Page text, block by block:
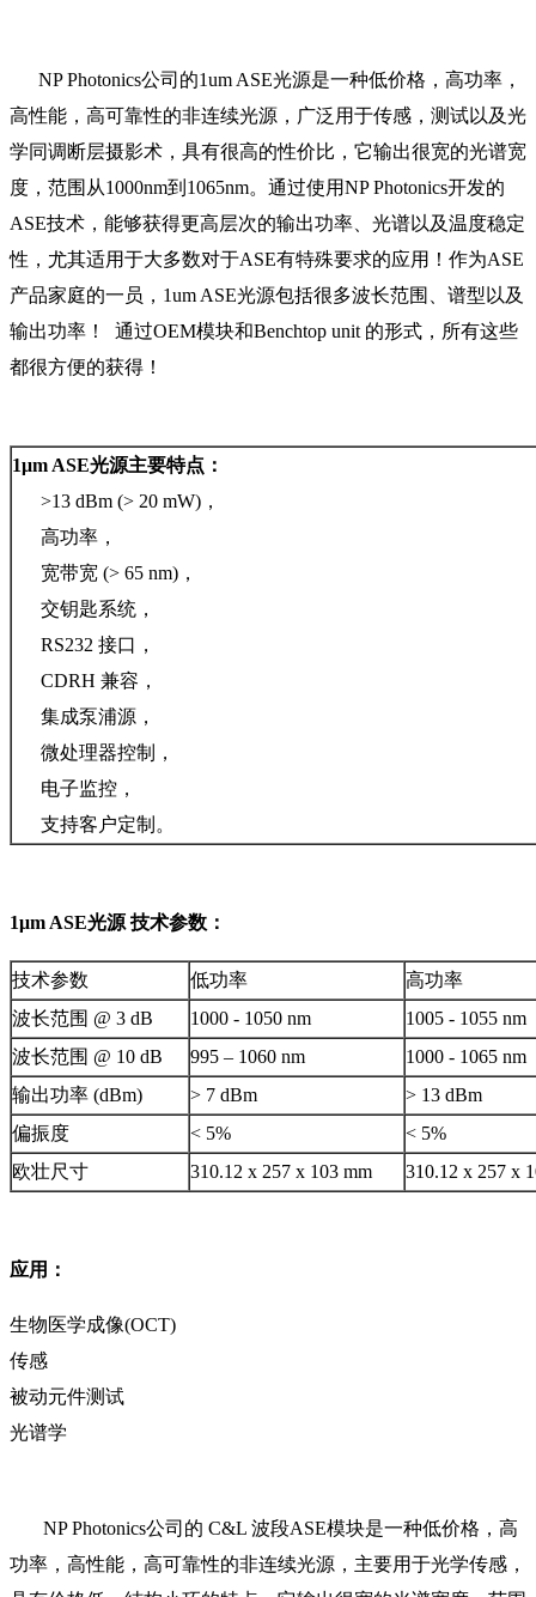
NP Photonics公司的1um ASE光源是一种低价格，高功率，
高性能，高可靠性的非连续光源，广泛用于传感，测试以及光
学同调断层摄影术，具有很高的性价比，它输出很宽的光谱宽
度，范围从1000nm到1065nm。通过使用NP Photonics开发的
ASE技术，能够获得更高层次的输出功率、光谱以及温度稳定
性，尤其适用于大多数对于ASE有特殊要求的应用！作为ASE
产品家庭的一员，1um ASE光源包括很多波长范围、谱型以及
输出功率！ 通过OEM模块和Benchtop unit 的形式，所有这些
都很方便的获得！
1μm ASE光源主要特点：
>13 dBm (> 20 mW)，
高功率，
宽带宽 (> 65 nm)，
交钥匙系统，
RS232 接口，
CDRH 兼容，
集成泵浦源，
微处理器控制，
电子监控，
支持客户定制。
1μm ASE光源 技术参数：
技术参数 低功率
高功率
波长范围 @ 3 dB
1000 - 1050 nm
1005 - 1055 nm
波长范围 @ 10 dB
995 – 1060 nm
1000 - 1065 nm
输出功率 (dBm)
> 7 dBm
> 13 dBm
偏振度
< 5%
< 5%
欧壮尺寸
310.12 x 257 x 103 mm 310.12 x 257 x
应用：
生物医学成像(OCT)
传感
被动元件测试
光谱学
NP Photonics公司的 C&L 波段ASE模块是一种低价格，高
功率，高性能，高可靠性的非连续光源，主要用于光学传感，